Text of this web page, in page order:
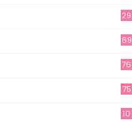
29
69
76
75
10